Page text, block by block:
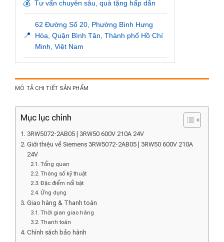
💰 Tư vấn chuyên sâu, quà tặng hấp dẫn
📍
62 Đường Số 20, Phường Bình Hưng
Hòa, Quận Bình Tân, Thành phố Hồ Chí
Minh, Việt Nam
MÔ TẢ CHI TIẾT SẢN PHẨM
Mục lục chính
3RW5072-2AB05 | 3RW50 600V 210A 24V
Giới thiệu về Siemens 3RW5072-2AB05 | 3RW50 600V 210A
24V
Tổng quan
Thông số kỹ thuật
Đặc điểm nổi bật
Ứng dụng
Giao hàng & Thanh toán
Thời gian giao hàng
Thanh toán
Chính sách bảo hành